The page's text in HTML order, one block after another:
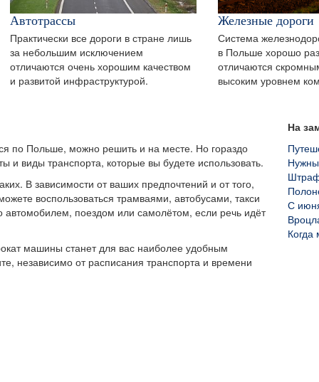
Автотрассы
Практически все дороги в стране лишь
за небольшим исключением
отличаются очень хорошим качеством
и развитой инфраструктурой.
Железные дороги
Система
в Польше хорошо
отличаются
высоким уровнем
по Польше, можно решить и на месте. Но гораздо
и виды транспорта, которые вы будете использовать.
В зависимости от ваших предпочтений и от того,
воспользоваться трамваями, автобусами, такси
автомобилем, поездом или самолётом, если речь идёт
машины станет для вас наиболее удобным
независимо от расписания транспорта и времени
На
С
Когда